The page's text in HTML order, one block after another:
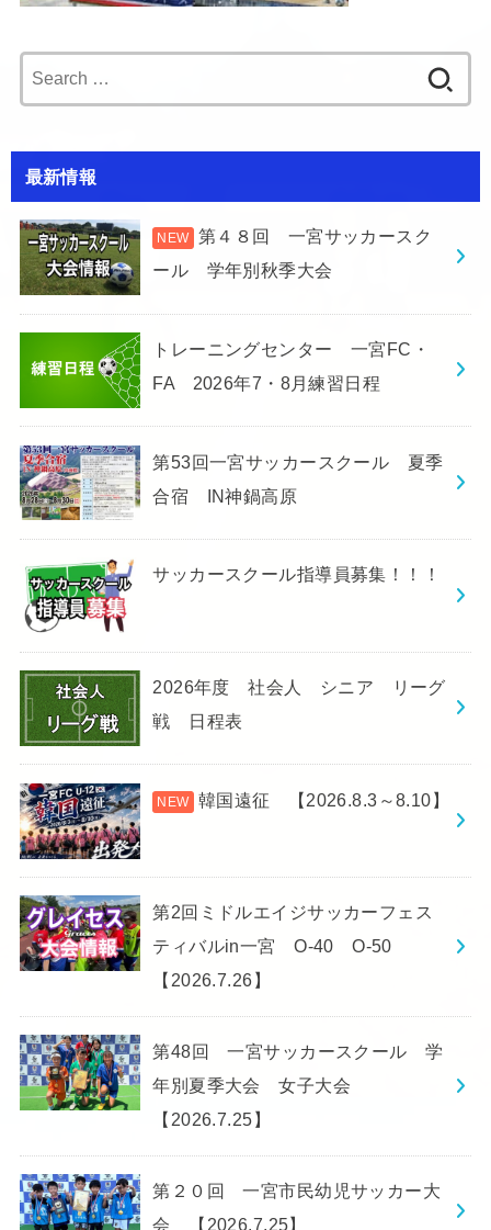
for:
最新情報
第４８回 一宮サッカースク
ール 学年別秋季大会
トレーニングセンター 一宮FC・
FA 2026年7・8月練習日程
第53回一宮サッカースクール 夏季
合宿 IN神鍋高原
サッカースクール指導員募集！！！
2026年度 社会人 シニア リーグ
戦 日程表
韓国遠征 【2026.8.3～8.10】
第2回ミドルエイジサッカーフェス
ティバルin一宮 O-40 O-50
【2026.7.26】
第48回 一宮サッカースクール 学
年別夏季大会 女子大会
【2026.7.25】
第２０回 一宮市民幼児サッカー大
会 【2026.7.25】